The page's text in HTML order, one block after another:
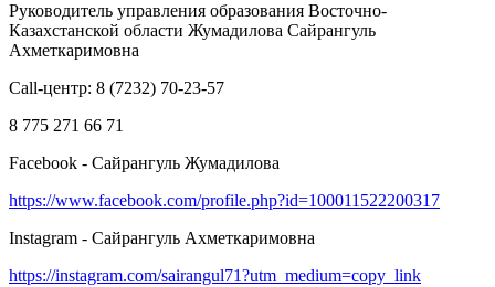
Руководитель управления образования Восточно-
Казахстанской области Жумадилова Сайрангуль
Ахметкаримовна
Call-центр: 8 (7232) 70-23-57
8 775 271 66 71
Facebook - Сайрангуль Жумадилова
https://www.facebook.com/profile.php?id=100011522200317
Instagram - Сайрангуль Ахметкаримовна
https://instagram.com/sairangul71?utm_medium=copy_link